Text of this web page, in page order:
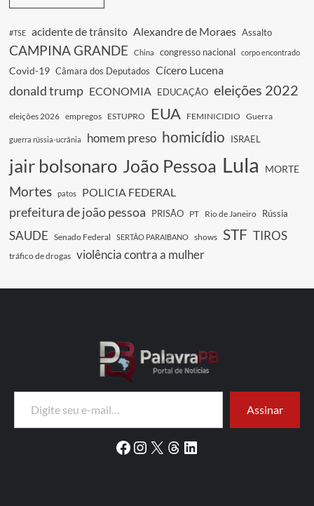
#TSE acidente de trânsito Alexandre de Moraes Assalto
CAMPINA GRANDE China congresso nacional corpo encontrado
Covid-19 Câmara dos Deputados Cícero Lucena
donald trump ECONOMIA EDUCAÇÃO eleições 2022
eleições 2026 empregos ESTUPRO EUA FEMINICIDIO Guerra
guerra rússia-ucrânia homem preso homicídio ISRAEL
jair bolsonaro João Pessoa Lula MORTE
Mortes patos POLICIA FEDERAL
prefeitura de joão pessoa PRISÃO PT Rio de Janeiro Rússia
SAUDE Senado Federal SERTÃO PARAIBANO shows STF TIROS
tráfico de drogas violência contra a mulher
Digite seu e-mail…
Assinar
Facebook
Instagram
X Threads
LinkedIn